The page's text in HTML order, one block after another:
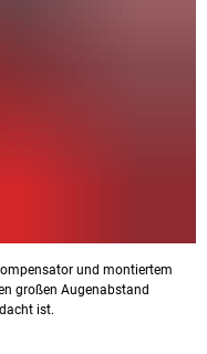
und montiertem
großen Augenabstand
ist.